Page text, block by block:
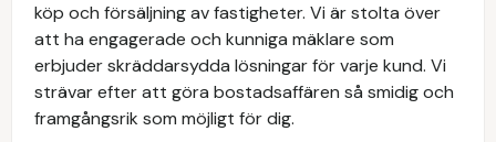
köp och försäljning av fastigheter. Vi är stolta över
att ha engagerade och kunniga mäklare som
erbjuder skräddarsydda lösningar för varje kund. Vi
strävar efter att göra bostadsaffären så smidig och
framgångsrik som möjligt för dig.